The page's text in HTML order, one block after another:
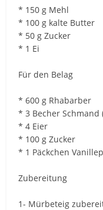
* 150 g Mehl
* 100 g kalte Butter
* 50 g Zucker
* 1 Ei
Für den Belag
* 600 g Rhabarber
* 3 Becher Schmand
* 4 Eier
* 100 g Zucker
* 1 Päckchen
Zubereitung
1- Mürbeteig